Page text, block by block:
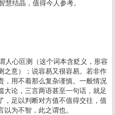
结晶，值得今人参考。
心叵测（这个词本含贬义，形容
之意）；说容易又很容易。若非作
，用不着那么复杂谨慎。一般情况
论，三言两语甚至一句话，就足
，足以判断对方值不值得交往，值
为不智，此之谓也。